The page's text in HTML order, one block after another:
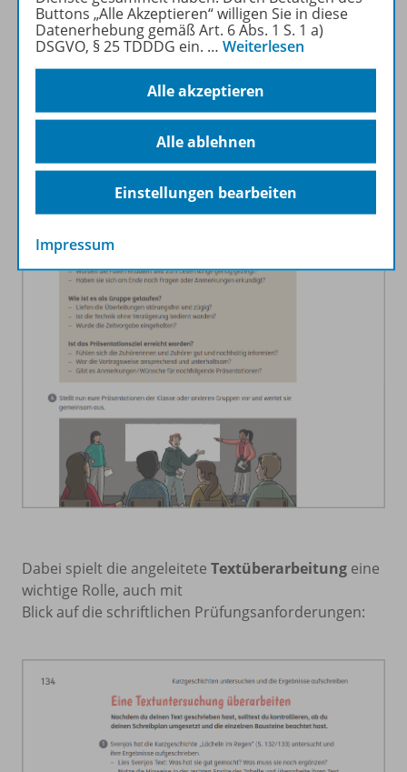
werdengemeinsam reflektiert.
Dabei spielt die angeleitete Textüberarbeitung eine
wichtige Rolle, auch mit
Blick auf die schriftlichen Prüfungsanforderungen:
Buttons „Alle Akzeptieren“ willigen Sie in diese
Datenerhebung gemäß Art. 6 Abs. 1 S. 1 a)
DSGVO, § 25 TDDDG ein. … Weiterlesen
Alle akzeptieren
Alle ablehnen
Einstellungen bearbeiten
Impressum